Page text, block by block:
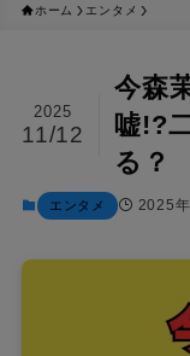
ホーム エンタメ
今森
嘘!?
る？
2025
11/12
エンタメ 2025